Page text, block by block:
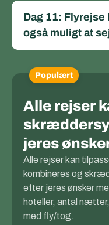
Dag 11: Flyrejse
også muligt at
Populært
Alle rejser
jeres
Alle rejser kan
kombineres og
efter jeres ønsker
hoteller, antal
med fly/tog.